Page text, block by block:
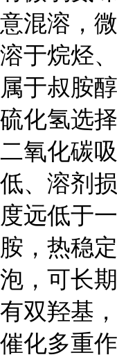
意混溶，
溶于烷烃、
属于叔胺
硫化氢选
二氧化碳
低、溶剂
度远低于
胺，热稳
泡，可长
有双羟基
催化多重